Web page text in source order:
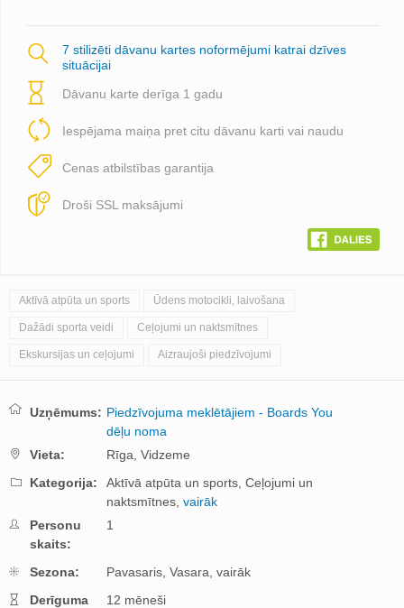
7 stilizēti dāvanu kartes noformējumi katrai dzīves
situācijai
Dāvanu karte derīga 1 gadu
Iespējama maiņa pret citu dāvanu karti vai naudu
Cenas atbilstības garantija
Droši SSL maksājumi
Aktīvā atpūta un sports Ūdens motocikli, laivošana
Dažādi sporta veidi Ceļojumi un naktsmītnes
Ekskursijas un ceļojumi Aizraujoši piedzīvojumi
Uzņēmums: Piedzīvojuma meklētājiem - Boards You
dēļu noma
Vieta:
Rīga, Vidzeme
Kategorija:
Aktīvā atpūta un sports, Ceļojumi un
naktsmītnes, vairāk
Personu
skaits:
1
Sezona: Pavasaris, Vasara, vairāk
Derīguma
12 mēneši